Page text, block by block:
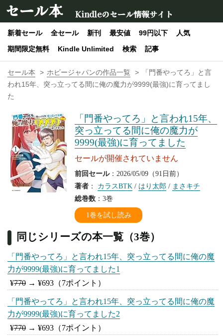
セール本 Kindleのセール情報サイト
新着セール 全セール 新刊 最安値 99円以下
人気
期間限定無料
Kindle Unlimited 検索 記事
セール本 ホビージャパンの作品一覧
「門番やってろ」と言
われ15年、突っ立ってる間に俺の魔力が9999(最強)に育ってまし
た
「門番やってろ」と言われ15年、
突っ立ってる間に俺の魔力が
9999(最強)に育ってました
セールが開催されていません
前回セール：2026/05/09（91日前）
著者 ： カラスBTK / はり太郎 / まさキチ
総巻数 ：3巻
1巻を試し読み
同じシリーズの本一覧（3巻）
「門番やってろ」と言われ15年、突っ立ってる間に俺の魔
力が9999(最強)に育ってました1
¥770 → ¥693 （7ポイント）
「門番やってろ」と言われ15年、突っ立ってる間に俺の魔
力が9999(最強)に育ってました2
¥770 → ¥693 （7ポイント）